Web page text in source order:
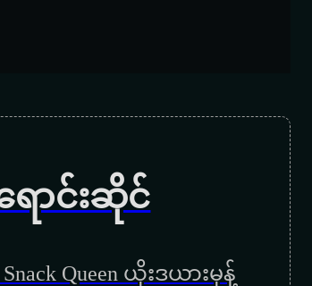
ာင်းဆိုင်
Queen ယိုးဒယားမုန့်